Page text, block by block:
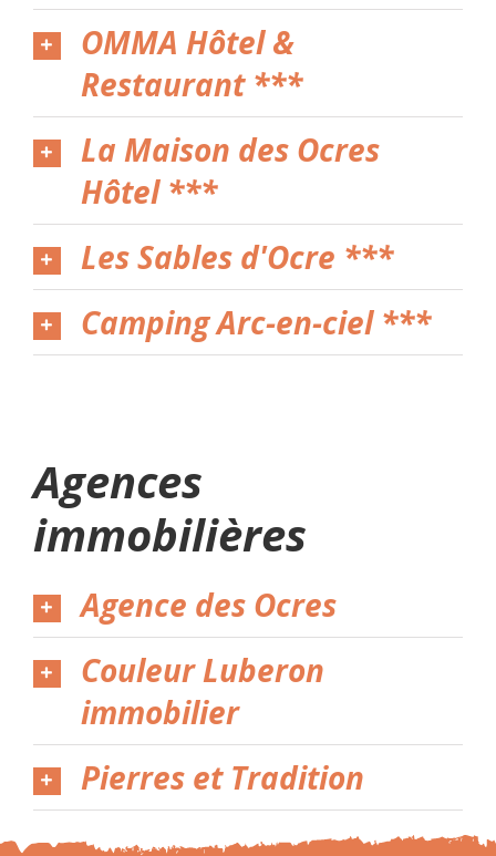
OMMA Hôtel &
Restaurant ***
La Maison des Ocres
Hôtel ***
Les Sables d'Ocre ***
Camping Arc-en-ciel ***
Agences
immobilières
Agence des Ocres
Couleur Luberon
immobilier
Pierres et Tradition